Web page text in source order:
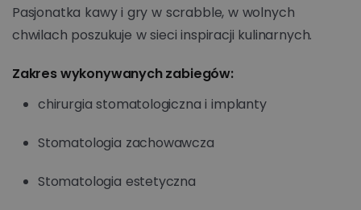
Pasjonatka kawy i gry w scrabble, w wolnych
chwilach poszukuje w sieci inspiracji kulinarnych.
Zakres wykonywanych zabiegów:
chirurgia stomatologiczna i implanty
Stomatologia zachowawcza
Stomatologia estetyczna